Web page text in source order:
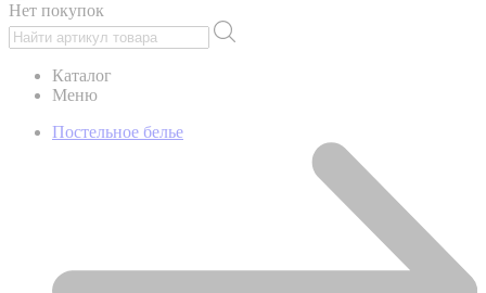
Нет покупок
Каталог
Меню
Постельное белье